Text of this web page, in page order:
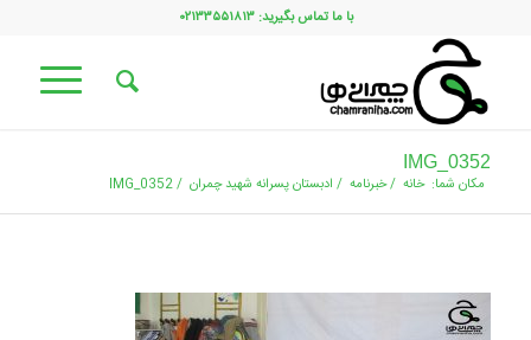
با ما تماس بگیرید: ۰۲۱۳۳۵۵۱۸۱۳
IMG_0352
مکان شما: خانه /خبرنامه / ادبستان پسرانه شهید چمران /
IMG_0352